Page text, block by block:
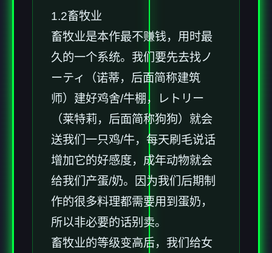
1.2畜牧业
畜牧业是本作最不赚钱，用时最
久的一个系统。我们要先去找ノ
ーティ（诺蒂，后面简称建筑
师）建好鸡舍/牛棚，レトリー
（莱特莉，后面简称狗狗）就会
送我们一只鸡/牛，每天刷毛说话
增加它的好感度，成年动物就会
给我们产蛋/奶。因为我们后期制
作的很多料理都需要用到蛋奶，
所以非必要的话别卖。
畜牧业的等级变高后，我们给女